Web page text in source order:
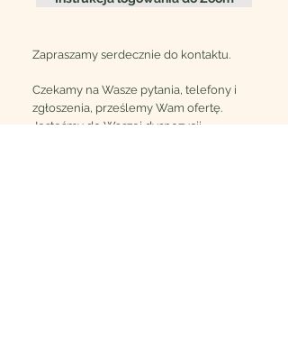
Zapraszamy serdecznie do kontaktu.
Czekamy na Wasze pytania, telefony i
zgłoszenia, prześlemy Wam ofertę.
Jesteśmy do Waszej dyspozycji.